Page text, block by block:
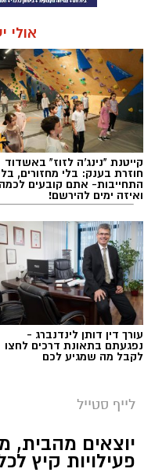
אולי
קייטנת "נינג'ה לזוז" באשדוד
חוזרת בענק: בלי מחזורים,
התחייבות- אתם קובעים לכמה
ואיזה ימים להירשם!
עורך דין דותן לינדנברג -
נפגעתם בתאונת דרכים לחצו
לקבל מה שמגיע לכם
לייף סטייל
יוצאים מהבית,
פעילויות קיץ